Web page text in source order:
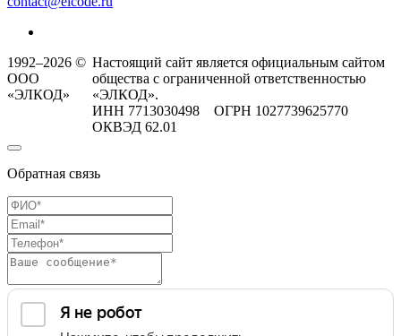
1992–2026 ©
ООО
«ЭЛКОД»
Настоящий сайт является официальным сайтом
общества с ограниченной ответственностью
«ЭЛКОД».
ИНН 7713030498 ОГРН 1027739625770
ОКВЭД 62.01
Обратная связь